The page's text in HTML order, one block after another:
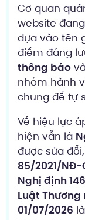
Cơ quan
website
dựa vào tên
điểm đáng
thông báo
nhóm hành
chung để tự
Về hiệu lực
hiện vẫn là
được sửa
85/2021/NĐ-
Nghị định
Luật
01/07/2026